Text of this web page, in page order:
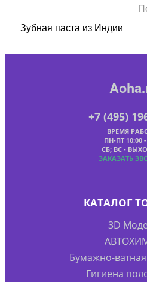
Зубная паста из Индии
+7 (495)
ВРЕМЯ
ПН-ПТ 10:00 -
СБ; ВС -
ЗАКАЗАТЬ
КАТАЛОГ
3D
Бумажно-
Гигиена